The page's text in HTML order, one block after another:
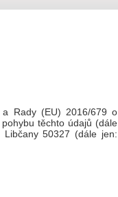
Rady (EU) 2016/679 o
těchto údajů (dále
50327 (dále jen: